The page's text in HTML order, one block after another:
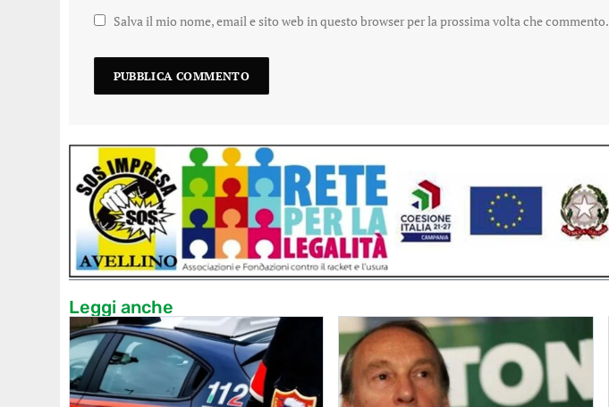
Salva il mio nome, email e sito web in questo browser per la prossima volta che commento.
Leggi anche